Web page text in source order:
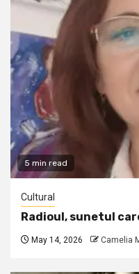
5 min read
Cultural
Radioul, sunetul
May 14, 2026 Camelia